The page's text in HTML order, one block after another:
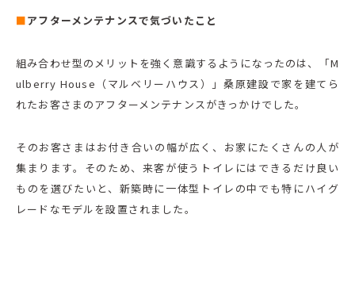
■アフターメンテナンスで気づいたこと
組み合わせ型のメリットを強く意識するようになったのは、「M
ulberry House（マルベリーハウス）」桑原建設で家を建てら
れたお客さまのアフターメンテナンスがきっかけでした。
そのお客さまはお付き合いの幅が広く、お家にたくさんの人が
集まります。そのため、来客が使うトイレにはできるだけ良い
ものを選びたいと、新築時に一体型トイレの中でも特にハイグ
レードなモデルを設置されました。